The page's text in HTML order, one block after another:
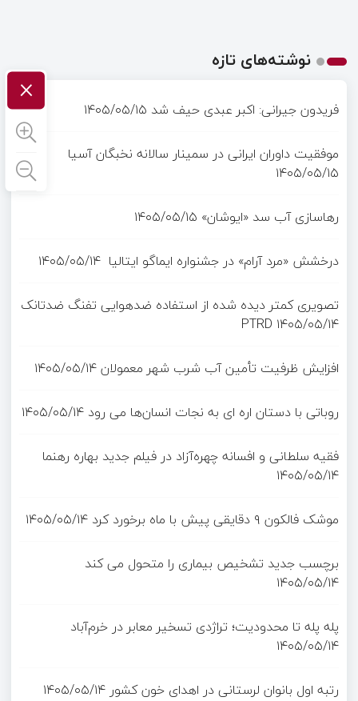
نوشته‌های تازه
فریدون جیرانی: اکبر عبدی حیف شد ۱۴۰۵/۰۵/۱۵
موفقیت داوران ایرانی در سمینار سالانه نخبگان آسیا
۱۴۰۵/۰۵/۱۵
رهاسازی آب سد «ایوشان» ۱۴۰۵/۰۵/۱۵
درخشش «مرد آرام» در جشنواره ایماگو ایتالیا ۱۴۰۵/۰۵/۱۴
تصویری کمتر دیده شده از استفاده ضدهوایی تفنگ ضدتانک
PTRD ۱۴۰۵/۰۵/۱۴
افزایش ظرفیت تأمین آب شرب شهر معمولان۱۴۰۵/۰۵/۱۴
روباتی با دستان اره ای به نجات انسان‌ها می رود ۱۴۰۵/۰۵/۱۴
فقیه سلطانی و افسانه چهره‌آزاد در فیلم جدید بهاره رهنما
۱۴۰۵/۰۵/۱۴
موشک فالکون ۹ دقایقی پیش با ماه برخورد کرد
۱۴۰۵/۰۵/۱۴
برچسب جدید تشخیص بیماری را متحول می کند
۱۴۰۵/۰۵/۱۴
پله پله تا محدودیت؛ تراژدی تسخیر معابر در خرم‌آباد
۱۴۰۵/۰۵/۱۴
رتبه اول بانوان لرستانی در اهدای خون کشور ۱۴۰۵/۰۵/۱۴
×